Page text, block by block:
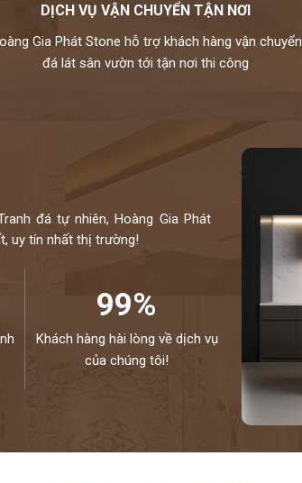
DỊCH VỤ VẬN CHUYỂN TẬN NƠI
Gia Phát Stone hỗ trợ khách hàng vận chuyển
đá lát sân vườn tới tận nơi thi công
đá tự nhiên, Hoàng Gia Phát
uy tín nhất thị trường!
99%
Khách hàng hài lòng về dịch vụ
của chúng tôi!